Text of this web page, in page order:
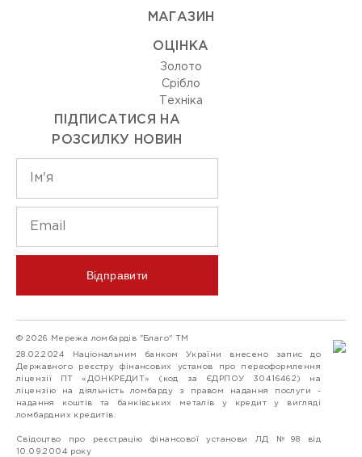
МАГАЗИН
ОЦIНКА
Золото
Срiбло
Технiка
ПІДПИСАТИСЯ НА
РОЗСИЛКУ НОВИН
Відправити
© 2026 Мережа ломбардів "Благо" ТМ
28.02.2024 Національним банком України внесено запис до
Державного реєстру фінансових установ про переоформлення
ліцензії ПТ «ДОНКРЕДИТ» (код за ЄДРПОУ 30416462) на
ліцензію на діяльність ломбарду з правом надання послуги -
надання коштів та банківських металів у кредит у вигляді
ломбардних кредитів.
Свідоцтво про реєстрацію фінансової установи ЛД №98 від
10.09.2004 року